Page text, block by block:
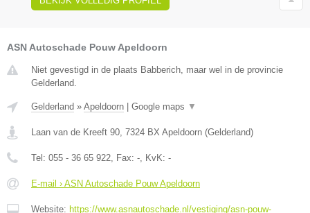
ASN Autoschade Pouw Apeldoorn
Niet gevestigd in de plaats Babberich, maar wel in de provincie
Gelderland.
Gelderland » Apeldoorn | Google maps ▼
Laan van de Kreeft 90 7324 BX Apeldoorn (Gelderland)
Tel: 055 - 36 65 922 , Fax: - , KvK: -
E-mail › ASN Autoschade Pouw Apeldoorn
Website: https://www.asnautoschade.nl/vestiging/asn-pouw-